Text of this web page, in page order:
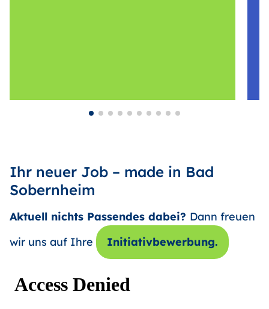
Ihr neuer Job – made in Bad
Sobernheim
Aktuell nichts Passendes dabei? Dann freuen
wir uns auf Ihre
Initiativbewerbung.